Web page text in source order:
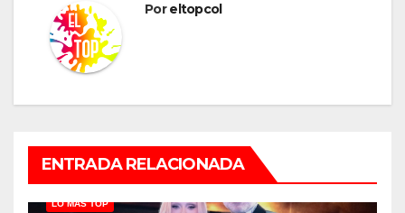
Poreltopcol
ENTRADA RELACIONADA
LO MÁS TOP